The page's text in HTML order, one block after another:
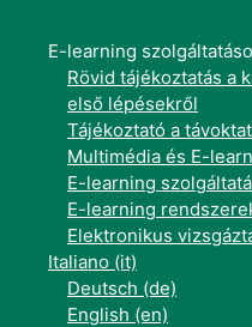
E-learning
Rövid tájékoztatás a
első lépésekről
Tájékoztató a
Multimédia és E-
E-learning
E-learning
Elektronikus
Italiano ‎(it)‎
Deutsch ‎(de)‎
English ‎(en)‎